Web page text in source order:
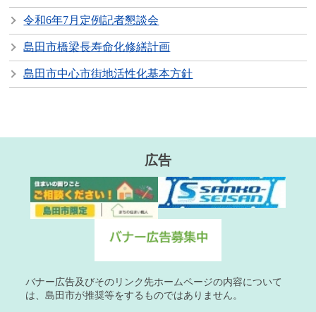
令和6年7月定例記者懇談会
島田市橋梁長寿命化修繕計画
島田市中心市街地活性化基本方針
広告
バナー広告及びそのリンク先ホームページの内容について
は、島田市が推奨等をするものではありません。